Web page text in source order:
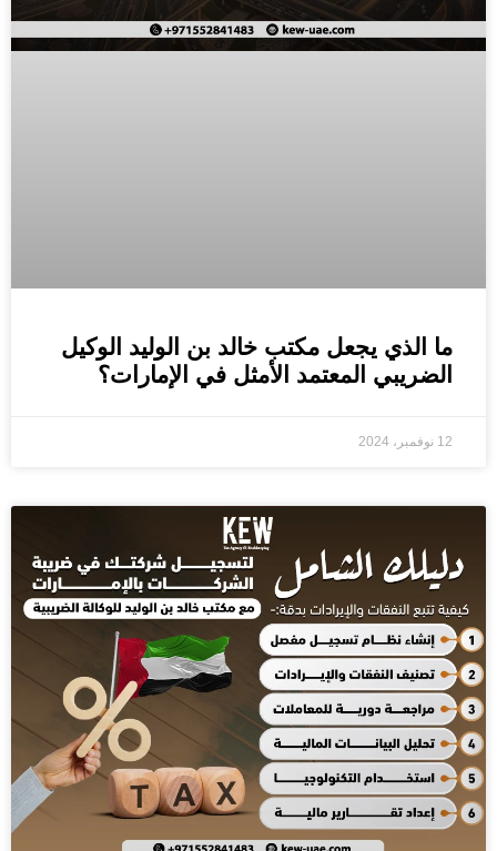
ما الذي يجعل مكتب خالد بن الوليد الوكيل
الضريبي المعتمد الأمثل في الإمارات؟
12 نوفمبر، 2024